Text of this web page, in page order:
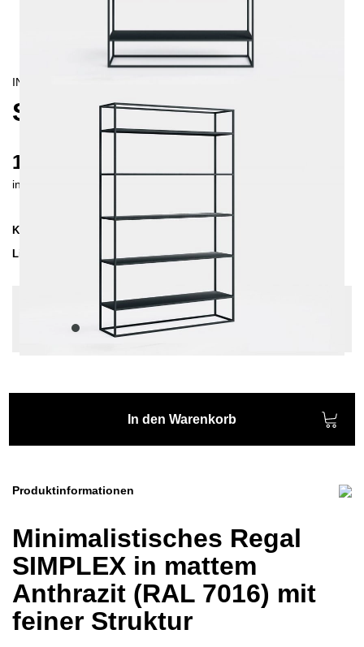
INDUSTRIAL/
SIMPLEX REGAL 120
1105 €
inkl. MwSt. inkl. Versandkosten (DE)
Kollektion
Lieferzeit
2-3 Wochen| vsl. 22. Aug - 29. Aug
Konfiguration bearbeiten
Anthrazit
In den Warenkorb
Produktinformationen
Minimalistisches Regal
SIMPLEX in mattem
Anthrazit (RAL 7016) mit
feiner Struktur